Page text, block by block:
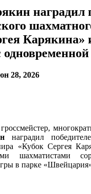
наградил
Карякина»
28, 2026
наградил
«Кубок Сергея
шахматистами
в парке